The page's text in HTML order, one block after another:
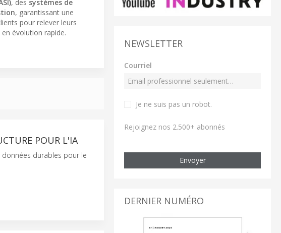
, des systèmes de
, garantissant une
pour relever leurs
évolution rapide.
POUR L'IA
durables pour le
NEWSLETTER
Courriel
Je ne suis pas un robot.
Rejoignez nos 2.500+ abonnés
Envoyer
DERNIER NUMÉRO